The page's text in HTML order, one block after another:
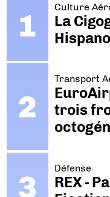
Culture
La
Transport
trois
Défense
REX -